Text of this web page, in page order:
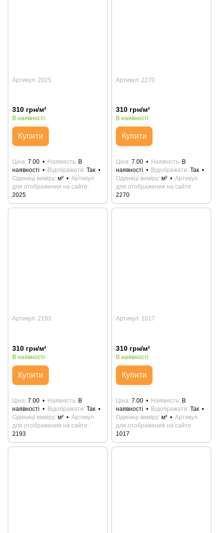
Артикул: 2025
310 грн/м²
В наявності
Купити
Ціна 7.00 Наявність В
наявності
Відображати Так
Одиниці виміру м²
Артикул
для отображения на сайте
2025
Артикул: 2270
310 грн/м²
В наявності
Купити
Ціна 7.00 Наявність В
наявності
Відображати Так
Одиниці виміру м²
Артикул
для отображения на сайте
2270
Артикул: 2193
310 грн/м²
В наявності
Купити
Ціна 7.00 Наявність В
наявності
Відображати Так
Одиниці виміру м²
Артикул
для отображения на сайте
2193
Артикул: 1017
310 грн/м²
В наявності
Купити
Ціна 7.00 Наявність В
наявності
Відображати Так
Одиниці виміру м²
Артикул
для отображения на сайте
1017